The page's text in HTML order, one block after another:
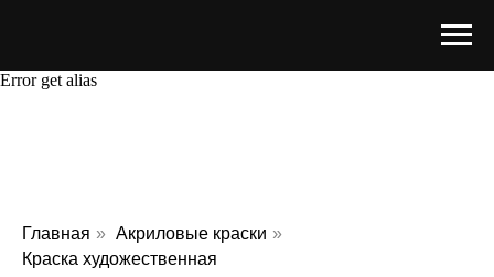
Error get alias
Главная » Акриловые краски »
Краска художественная